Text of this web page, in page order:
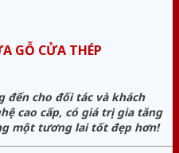
GỖ CỬA THÉP
đến cho đối tác và khách
cao cấp, có giá trị gia tăng
một tương lai tốt đẹp hơn!